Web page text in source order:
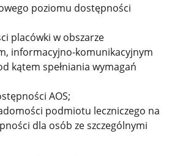
poziomu dostępności
placówki w obszarze
informacyjno-komunikacyjnym
kątem spełniania wymagań
AOS;
podmiotu leczniczego na
dla osób ze szczególnymi